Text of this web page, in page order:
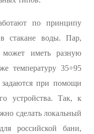
по принципу
стакане воды. Пар,
может иметь разную
температуру 35÷95
при помощи
устройства. Так, к
сделать локальный
российской бани,